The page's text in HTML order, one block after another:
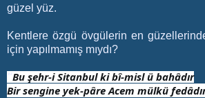
güzel yüz.
Kentlere özgü övgülerin en
için yapılmamış mıydı?
Bu şehr-i Sitanbul ki bî-misl ü bahâdır
Bir sengine yek-pâre Acem mülkü